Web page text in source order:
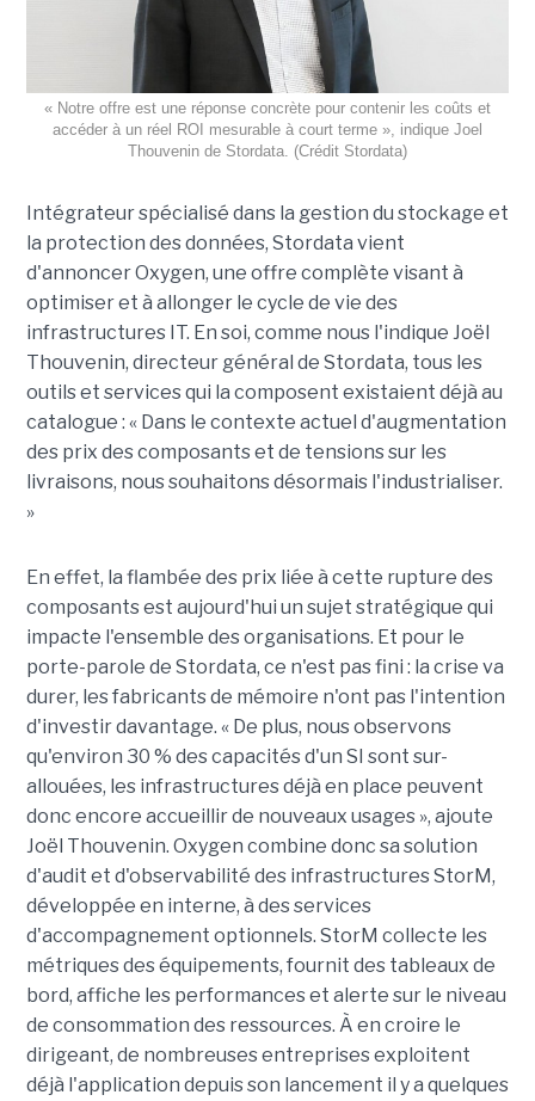
« Notre offre est une réponse concrète pour contenir les coûts et
accéder à un réel ROI mesurable à court terme », indique Joel
Thouvenin de Stordata. (Crédit Stordata)
Intégrateur spécialisé dans la gestion du stockage et
la protection des données, Stordata vient
d'annoncer Oxygen, une offre complète visant à
optimiser et à allonger le cycle de vie des
infrastructures IT. En soi, comme nous l'indique Joël
Thouvenin, directeur général de Stordata, tous les
outils et services qui la composent existaient déjà au
catalogue : « Dans le contexte actuel d'augmentation
des prix des composants et de tensions sur les
livraisons, nous souhaitons désormais l'industrialiser.
»
En effet, la flambée des prix liée à cette rupture des
composants est aujourd'hui un sujet stratégique qui
impacte l'ensemble des organisations. Et pour le
porte-parole de Stordata, ce n'est pas fini : la crise va
durer, les fabricants de mémoire n'ont pas l'intention
d'investir davantage. « De plus, nous observons
qu'environ 30 % des capacités d'un SI sont sur-
allouées, les infrastructures déjà en place peuvent
donc encore accueillir de nouveaux usages », ajoute
Joël Thouvenin. Oxygen combine donc sa solution
d'audit et d'observabilité des infrastructures StorM,
développée en interne, à des services
d'accompagnement optionnels. StorM collecte les
métriques des équipements, fournit des tableaux de
bord, affiche les performances et alerte sur le niveau
de consommation des ressources. À en croire le
dirigeant, de nombreuses entreprises exploitent
déjà l'application depuis son lancement il y a quelques